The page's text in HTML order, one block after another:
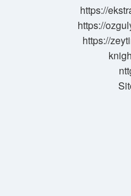
https://
https://
https://